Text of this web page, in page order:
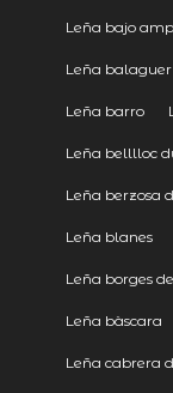
Leña bajo
Leña balaguer
Leña barro
Leña belllloc
Leña berzosa
Leña blanes
Leña borges
Leña bàscara
Leña cabrera